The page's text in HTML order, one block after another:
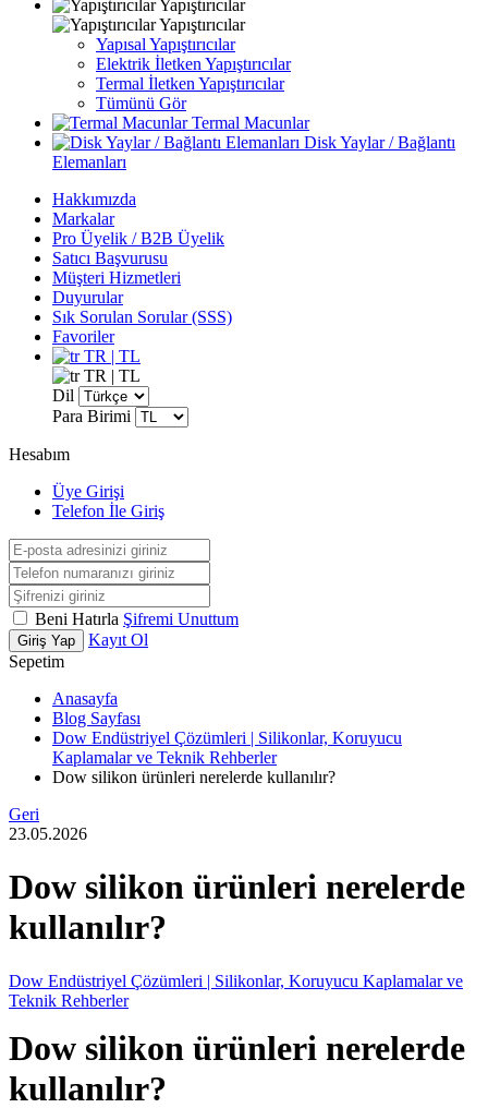
Yapıştırıcılar
Yapıştırıcılar
Yapısal Yapıştırıcılar
Elektrik İletken Yapıştırıcılar
Termal İletken Yapıştırıcılar
Tümünü Gör
Termal Macunlar
Disk Yaylar / Bağlantı
Elemanları
Hakkımızda
Markalar
Pro Üyelik / B2B Üyelik
Satıcı Başvurusu
Müşteri Hizmetleri
Duyurular
Sık Sorulan Sorular (SSS)
Favoriler
TR | TL
TR | TL
Dil
Para Birimi
Hesabım
Üye Girişi
Telefon İle Giriş
Beni Hatırla Şifremi Unuttum
Giriş Yap
Kayıt Ol
Sepetim
Anasayfa
Blog Sayfası
Dow Endüstriyel Çözümleri | Silikonlar, Koruyucu
Kaplamalar ve Teknik Rehberler
Dow silikon ürünleri nerelerde kullanılır?
Geri
23.05.2026
Dow silikon ürünleri nerelerde
kullanılır?
Dow Endüstriyel Çözümleri | Silikonlar, Koruyucu Kaplamalar ve
Teknik Rehberler
Dow silikon ürünleri nerelerde
kullanılır?